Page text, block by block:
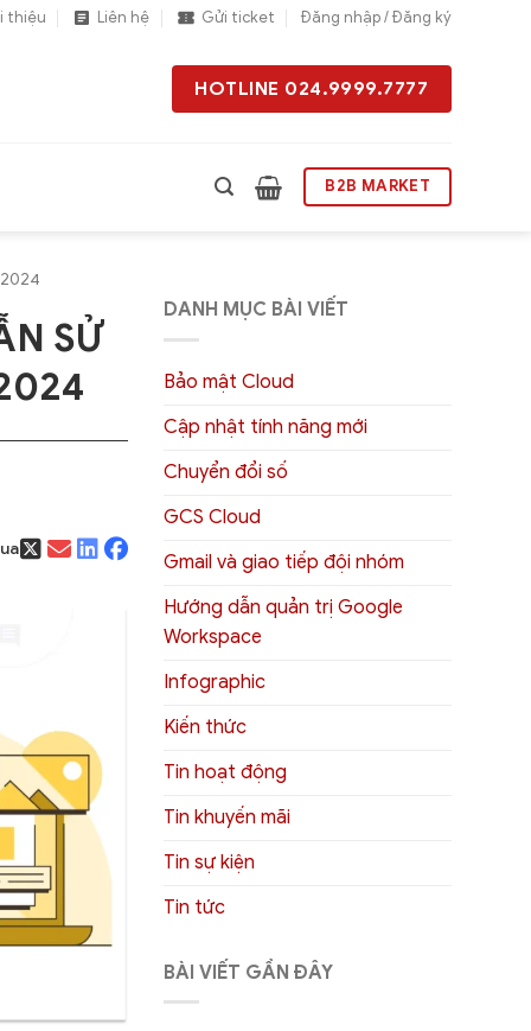
thiệu Liên hệ Gửi ticket Đăng nhập / Đăng ký
HOTLINE 024.9999.7777
B2B MARKET
SỬ
DANH MỤC BÀI VIẾT
Bảo mật Cloud
Cập nhật tính năng mới
Chuyển đổi số
GCS Cloud
Gmail và giao tiếp đội nhóm
Hướng dẫn quản trị Google
Workspace
Infographic
Kiến thức
Tin hoạt động
Tin khuyến mãi
Tin sự kiện
Tin tức
BÀI VIẾT GẦN ĐÂY